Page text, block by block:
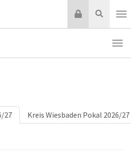
Suche
Login
27 Kreis Wiesbaden Pokal 2026/27